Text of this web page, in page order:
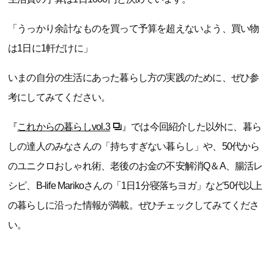
「うっかり余計なものを買って予算を超えないよう、買い物
は1日に1軒だけに」
いまの自分の生活にあった暮らし方の実践のために、ぜひ参
考にしてみてください。
『これからの暮らしvol.3
』では今回紹介した以外に、暮ら
しの達人のみなさんの「持ちすぎない暮らし」や、50代から
のユニクロおしゃれ術、老後のお金の不安解消Q＆A、腸活レ
シピ、B-life Marikoさんの「1日1分寝落ちヨガ」など50代以上
の暮らしに沿った情報が満載。ぜひチェックしてみてくださ
い。